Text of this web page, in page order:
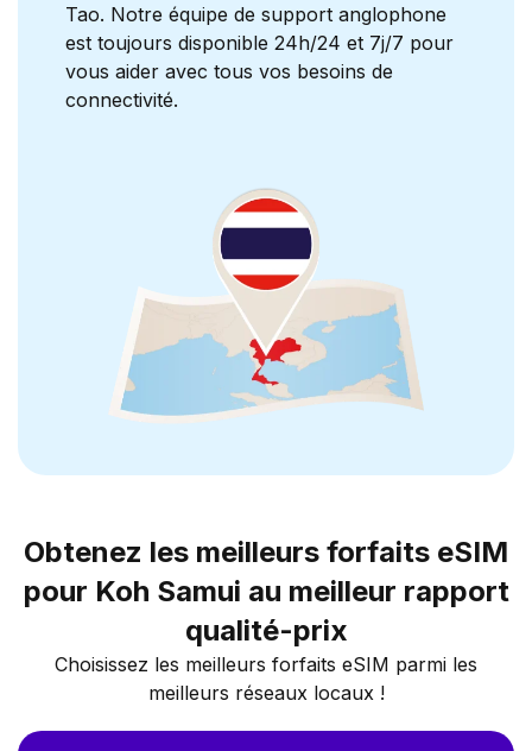
Tao. Notre équipe de support anglophone
est toujours disponible 24h/24 et 7j/7 pour
vous aider avec tous vos besoins de
connectivité.
Obtenez les meilleurs forfaits eSIM
pour Koh Samui au meilleur rapport
qualité-prix
Choisissez les meilleurs forfaits eSIM parmi les
meilleurs réseaux locaux !